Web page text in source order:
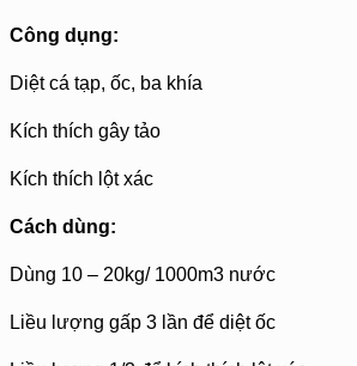
Công dụng:
Diệt cá tạp, ốc, ba khía
Kích thích gây tảo
Kích thích lột xác
Cách dùng:
Dùng 10 – 20kg/ 1000m3 nước
Liều lượng gấp 3 lần để diệt ốc